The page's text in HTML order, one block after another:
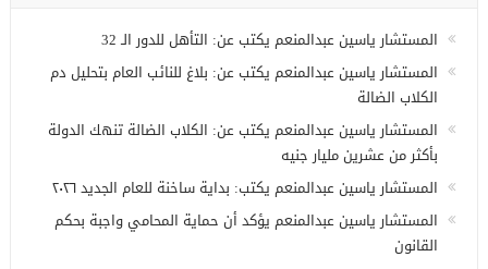
المستشار ياسين عبدالمنعم يكتب عن: التأهل للدور الـ 32
المستشار ياسين عبدالمنعم يكتب عن: بلاغ للنائب العام بتحليل دم
الكلاب الضالة
المستشار ياسين عبدالمنعم يكتب عن: الكلاب الضالة تنهك الدولة
بأكثر من عشرين مليار جنيه
المستشار ياسين عبدالمنعم يكتب: بداية ساخنة للعام الجديد ٢٠٢٦
المستشار ياسين عبدالمنعم يؤكد أن حماية المحامي واجبة بحكم
القانون